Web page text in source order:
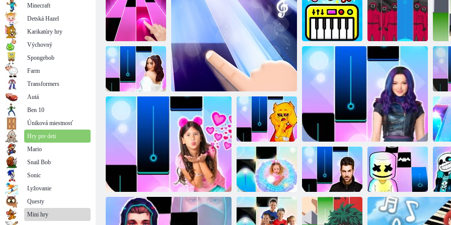
Kúzelná klavírna hudba Catch the Tiles: Piano Game
Magic Tiles
Piano Hot Track
Candy Piano
Dlaždice
Magické klavírne dlaždice
dlaždice
Squid Game:
Piano Tiles
Kimberly Lois
Klavírne
dlaždice:
Mikecrack
Klavírne
dlaždice: Ako
Klavírne
dlaždice: DJ
Klavírne
dlaždice:
Marshmallow
Minecraft
Detská Hazel
Karikatúry hry
Výchovný
Spongebob
Farm
Transformers
Autá
Ben 10
Úniková miestnosť
Hry pre deti
Mario
Snail Bob
Sonic
Lyžovanie
Questy
Mini hry